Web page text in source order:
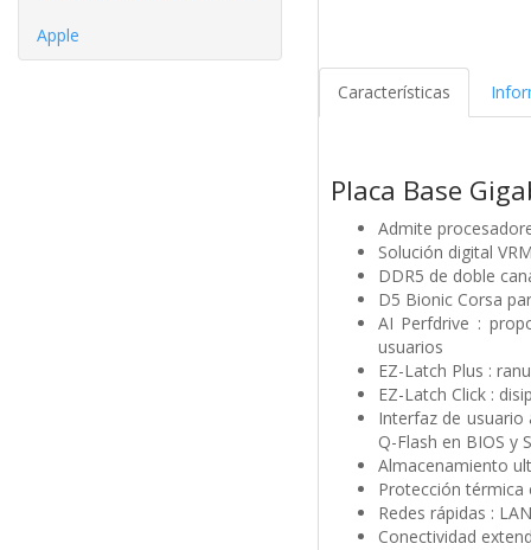
Apple
Características
Placa Base
Admite
Solución digital
DDR5 de doble
D5 Bionic Corsa
AI Perfdrive :
usuarios
EZ-Latch Plus :
EZ-Latch Click :
Interfaz de
Q-Flash en BIOS y
Almacenamiento
Protección térmica
Redes rápidas :
Conectividad